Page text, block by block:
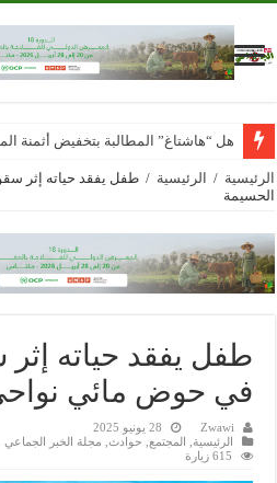
هل “هاشتاغ” المطالبة بتخفيض أثمنة
الرئيسية / الرئيسية / طفل يفقد حياته إثر
الحسيمة
طفل يفقد حياته
في حوض مائي
Zwawi
28 يونيو 2025
الرئيسية
المجتمع حوادث مجلة الخبر الجماعي
615 زيارة